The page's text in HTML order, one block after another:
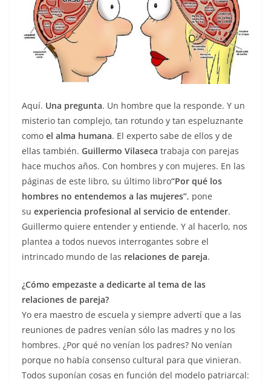
Aquí. Una pregunta. Un hombre que la responde. Y un
misterio tan complejo, tan rotundo y tan espeluznante
como el alma humana. El experto sabe de ellos y de
ellas también. Guillermo Vilaseca trabaja con parejas
hace muchos años. Con hombres y con mujeres. En las
páginas de este libro, su último libro“Por qué los
hombres no entendemos a las mujeres”, pone
su experiencia profesional al servicio de entender.
Guillermo quiere entender y entiende. Y al hacerlo, nos
plantea a todos nuevos interrogantes sobre el
intrincado mundo de las relaciones de pareja.
¿Cómo empezaste a dedicarte al tema de las
relaciones de pareja?
Yo era maestro de escuela y siempre advertí que a las
reuniones de padres venían sólo las madres y no los
hombres. ¿Por qué no venían los padres? No venían
porque no había consenso cultural para que vinieran.
Todos suponían cosas en función del modelo patriarcal: